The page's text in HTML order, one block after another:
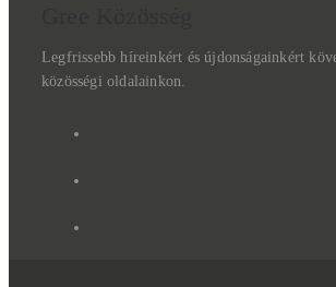
Legfrissebb híreinkért és újdonságainkért
közösségi oldalainkon.